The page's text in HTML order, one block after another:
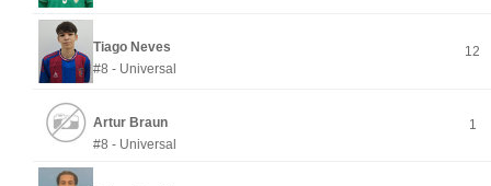
Tiago Neves
#8 - Universal
12
Artur Braun
#8 - Universal
1